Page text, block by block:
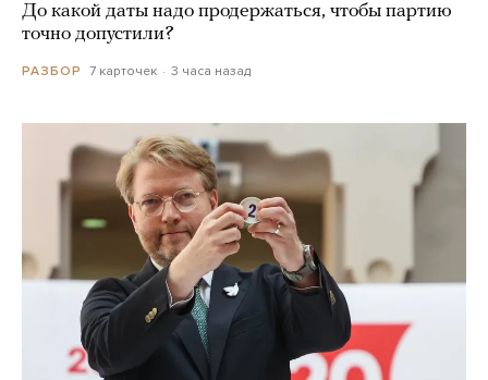
До какой даты надо продержаться, чтобы партию
точно допустили?
РАЗБОР 7 карточек 3 часа назад